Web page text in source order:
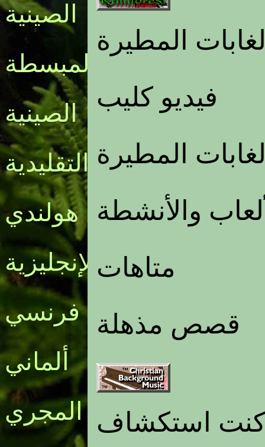
الصينية
المبسطة
الصينية
التقليدية
هولندي
الإنجليزية
فرنسي
ألماني
المجري
المطيرة
فيديو كليب
المطيرة
والأنشطة
متاهات
قصص مذهلة
كنت استكشاف